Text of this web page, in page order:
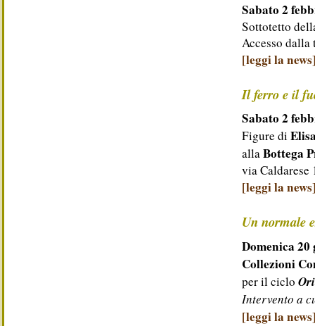
Sabato 2
Sottotetto
Accesso
[leggi la
Il ferro e il
Sabato 2
Figure di
allaBottega
via Caldarese
[leggi la
Un normale
Domenica 20
Collezioni
per il ciclo
Intervento a
[leggi la